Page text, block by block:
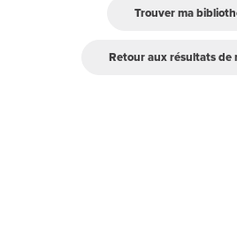
Trouver ma
Retour aux résultats de